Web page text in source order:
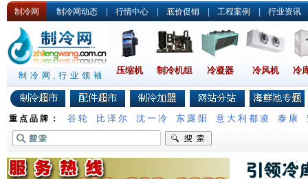
制冷网 制冷网动态 | 行情中心 | 底价促销 | 工程案例 | 行业资讯
制冷网,行业领袖 压缩机 制冷机组 冷凝器 冷风机 冷
重点品牌： 谷轮 比泽尔 沈一冷 东露阳 意大利都凌 泰康